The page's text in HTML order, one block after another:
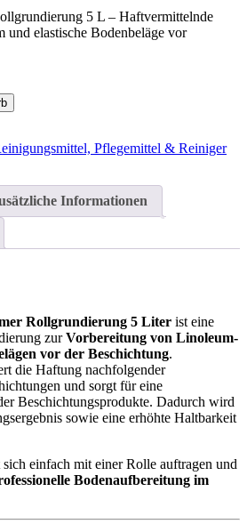
5 L – Haftvermittelnde
elastische Bodenbeläge vor
Pflegemittel & Reiniger
Informationen
Rollgrundierung 5 Liter ist eine
zurVorbereitung von Linoleum-
vor der Beschichtung.
die Haftung nachfolgender
und sorgt für eine
Beschichtungsprodukte. Dadurch wird
sowie eine erhöhte Haltbarkeit
einfach mit einer Rolle auftragen und
Bodenaufbereitung im